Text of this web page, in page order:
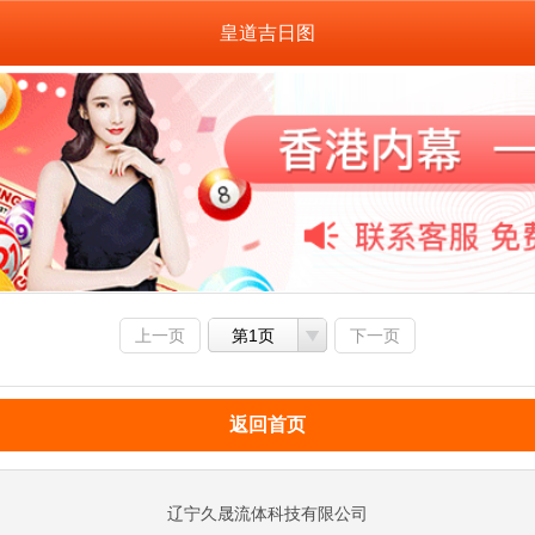
皇道吉日图
上一页 第1页 下一页
返回首页
辽宁久晟流体科技有限公司